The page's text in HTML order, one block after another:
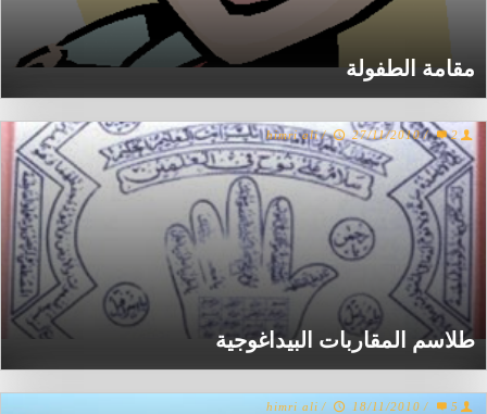
مقامة الطفولة
طلاسم المقاربات البيداغوجية
himri ali / 27/11/2010 / 2
himri ali / 18/11/2010 / 5